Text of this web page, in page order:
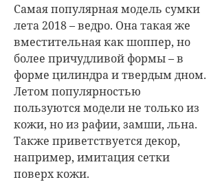
Самая популярная модель сумки
лета 2018 – ведро. Она такая же
вместительная как шоппер, но
более причудливой формы – в
форме цилиндра и твердым дном.
Летом популярностью
пользуются модели не только из
кожи, но из рафии, замши, льна.
Также приветствуется декор,
например, имитация сетки
поверх кожи.